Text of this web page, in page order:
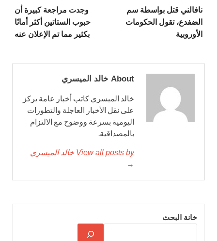
نافالني قتل بواسطة سم
الضفدع، تقول الحكومات
الأوروبية
وجدت مراجعة كبيرة أن
حبوب الستاتين أكثر أمانًا
بكثير مما تم الإعلان عنه
About خالد الميسري
خالد الميسري كاتب أخبار عامة يركز
على نقل الأخبار العاجلة والتطورات
اليومية بسرعة ووضوح مع الالتزام
بالمصداقية.
View all posts by خالد الميسري
→
خانة البحث